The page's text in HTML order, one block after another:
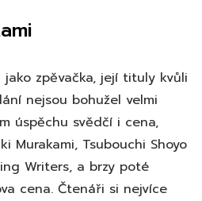
jako zpěvačka, její tituly kvůli
nejsou bohužel velmi
úspěchu svědčí i cena,
Murakami, Tsubouchi Shoyo
Writers, a brzy poté
cena. Čtenáři si nejvíce